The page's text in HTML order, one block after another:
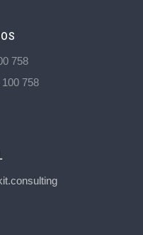
758
100 758